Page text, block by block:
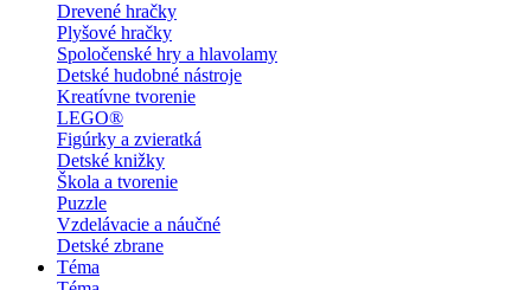
Drevené hračky
Plyšové hračky
Spoločenské hry a hlavolamy
Detské hudobné nástroje
Kreatívne tvorenie
LEGO®
Figúrky a zvieratká
Detské knižky
Škola a tvorenie
Puzzle
Vzdelávacie a náučné
Detské zbrane
Téma